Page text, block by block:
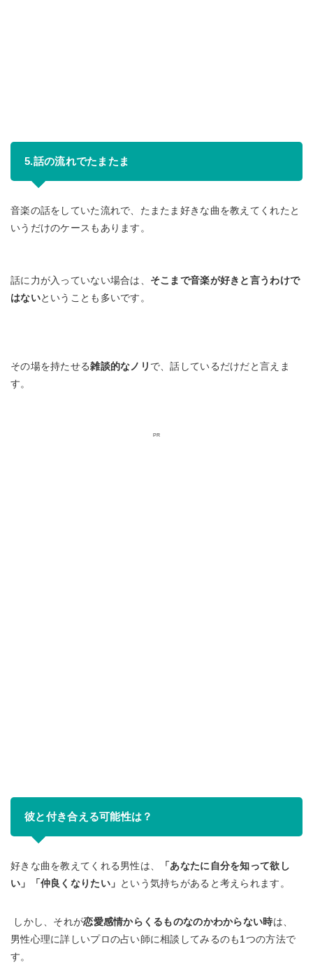
5.話の流れでたまたま
音楽の話をしていた流れで、たまたま好きな曲を教えてくれたと
いうだけのケースもあります。
話に力が入っていない場合は、 そこまで音楽が好きと言うわけで
はないということも多いです。
その場を持たせる雑談的なノリ で、話しているだけだと言えま
す。
PR
彼と付き合える可能性は？
好きな曲を教えてくれる男性は、
「あなたに自分を知って欲し
い」「仲良くなりたい」 という気持ちがあると考えられます。
しかし、それが恋愛感情からくるものなのかわからない時は、
男性心理に詳しいプロの占い師に相談してみるのも1つの方法で
す。